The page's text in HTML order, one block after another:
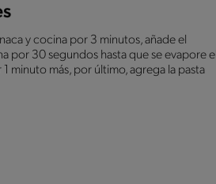
y cocina por 3 minutos, añade el
por 30 segundos hasta que se evapore el
minuto más, por último, agrega la pasta